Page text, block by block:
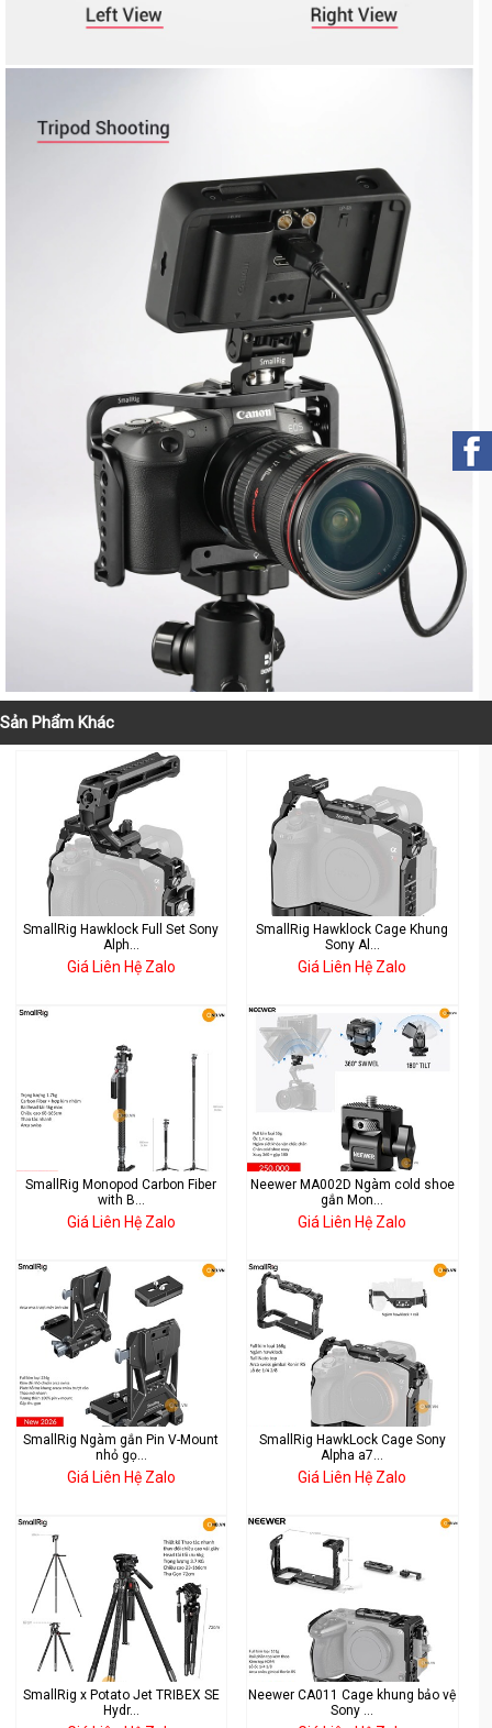
Sản Phẩm Khác
SmallRig Hawklock Full Set Sony
Alph...
Giá Liên Hệ Zalo
SmallRig Hawklock Cage Khung
Sony Al...
Giá Liên Hệ Zalo
SmallRig Monopod Carbon Fiber
with B...
Giá Liên Hệ Zalo
Neewer MA002D Ngàm cold shoe
gắn Mon...
Giá Liên Hệ Zalo
SmallRig Ngàm gắn Pin V-Mount
nhỏ gọ...
Giá Liên Hệ Zalo
SmallRig HawkLock Cage Sony
Alpha a7...
Giá Liên Hệ Zalo
SmallRig x Potato Jet TRIBEX SE
Hydr...
Neewer CA011 Cage khung bảo vệ
Sony ...